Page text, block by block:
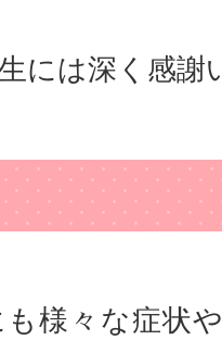
には深く感謝
様々な症状